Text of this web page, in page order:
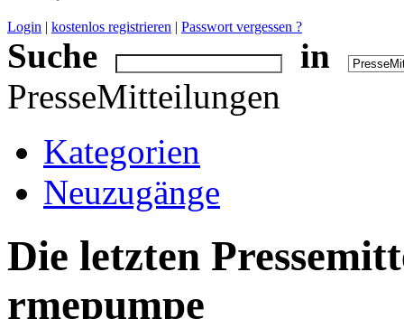
Login | kostenlos registrieren | Passwort vergessen ?
Suche
in
PresseMitteilungen
Kategorien
Neuzugänge
Die letzten
rmepumpe